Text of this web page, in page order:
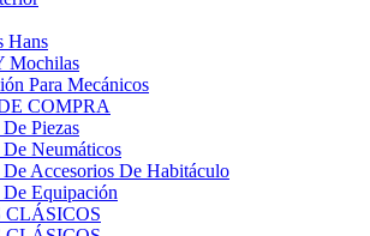
Mochilas
Para Mecánicos
COMPRA
Piezas
Neumáticos
Accesorios De Habitáculo
Equipación
CLÁSICOS
De Calle